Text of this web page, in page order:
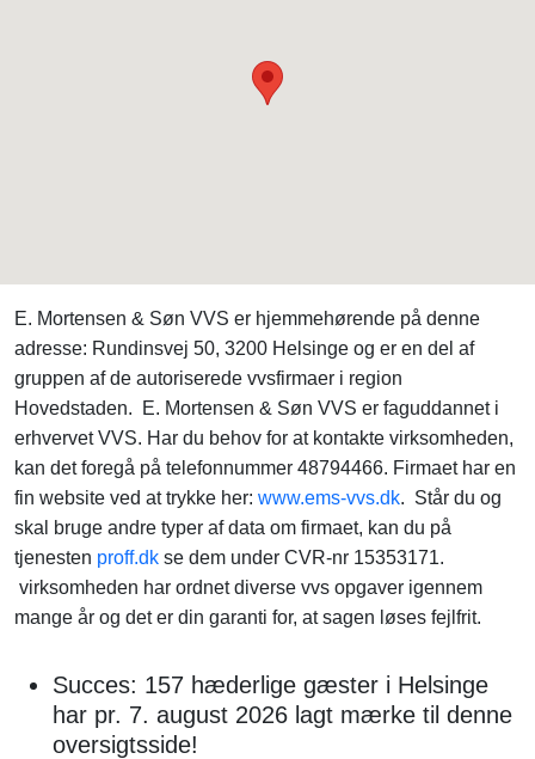
E. Mortensen & Søn VVS er hjemmehørende på denne
adresse: Rundinsvej 50, 3200 Helsinge og er en del af
gruppen af de autoriserede vvsfirmaer i region
Hovedstaden. E. Mortensen & Søn VVS er faguddannet i
erhvervet VVS. Har du behov for at kontakte virksomheden,
kan det foregå på telefonnummer 48794466. Firmaet har en
fin website ved at trykke her: www.ems-vvs.dk. Står du og
skal bruge andre typer af data om firmaet, kan du på
tjenesten proff.dk se dem under CVR-nr 15353171.
virksomheden har ordnet diverse vvs opgaver igennem
mange år og det er din garanti for, at sagen løses fejlfrit.
Succes: 157 hæderlige gæster i Helsinge
har pr. 7. august 2026 lagt mærke til denne
oversigtsside!